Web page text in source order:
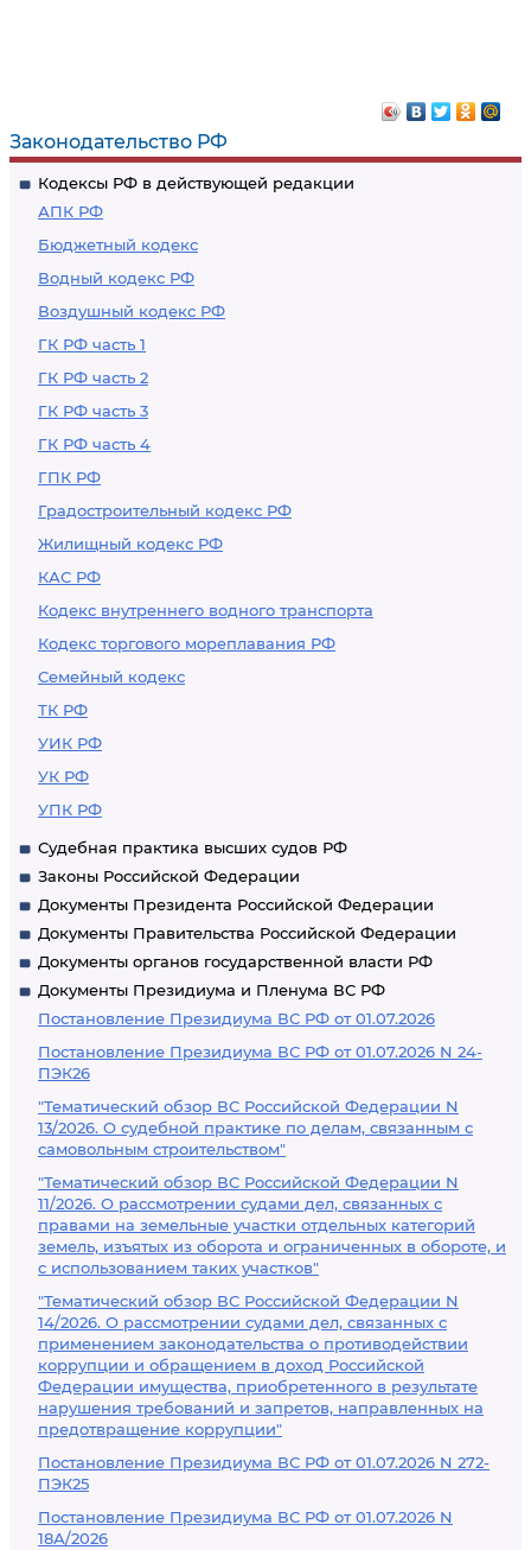
Законодательство РФ
Кодексы РФ в действующей редакции
АПК РФ
Бюджетный кодекс
Водный кодекс РФ
Воздушный кодекс РФ
ГК РФ часть 1
ГК РФ часть 2
ГК РФ часть 3
ГК РФ часть 4
ГПК РФ
Градостроительный кодекс РФ
Жилищный кодекс РФ
КАС РФ
Кодекс внутреннего водного транспорта
Кодекс торгового мореплавания РФ
Семейный кодекс
ТК РФ
УИК РФ
УК РФ
УПК РФ
Судебная практика высших судов РФ
Законы Российской Федерации
Документы Президента Российской Федерации
Документы Правительства Российской Федерации
Документы органов государственной власти РФ
Документы Президиума и Пленума ВС РФ
Постановление Президиума ВС РФ от 01.07.2026
Постановление Президиума ВС РФ от 01.07.2026 N 24-
ПЭК26
"Тематический обзор ВС Российской Федерации N
13/2026. О судебной практике по делам, связанным с
самовольным строительством"
"Тематический обзор ВС Российской Федерации N
11/2026. О рассмотрении судами дел, связанных с
правами на земельные участки отдельных категорий
земель, изъятых из оборота и ограниченных в обороте, и
с использованием таких участков"
"Тематический обзор ВС Российской Федерации N
14/2026. О рассмотрении судами дел, связанных с
применением законодательства о противодействии
коррупции и обращением в доход Российской
Федерации имущества, приобретенного в результате
нарушения требований и запретов, направленных на
предотвращение коррупции"
Постановление Президиума ВС РФ от 01.07.2026 N 272-
ПЭК25
Постановление Президиума ВС РФ от 01.07.2026 N
18А/2026